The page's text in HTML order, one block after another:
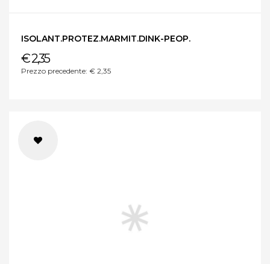
ISOLANT.PROTEZ.MARMIT.DINK-PEOP.
€ 2,35
Prezzo precedente: € 2,35